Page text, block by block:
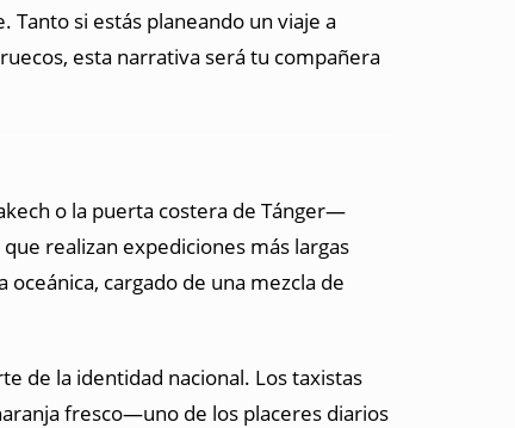
si estás planeando un viaje a
esta narrativa será tu compañera
o la puerta costera de Tánger—
realizan expediciones más largas
cargado de una mezcla de
de la identidad nacional. Los taxistas
fresco—uno de los placeres diarios